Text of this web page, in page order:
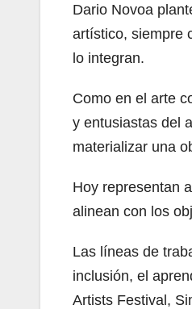
Dario Novoa
artístico, siempre
lo integran.
Como en el arte
y entusiastas del
materializar una
Hoy representan
alinean con los
Las líneas de
inclusión, el
Artists Festival,